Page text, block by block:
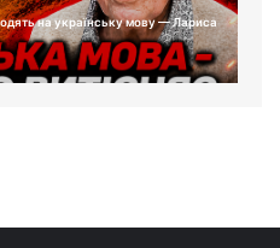
на українську мову — Лариса